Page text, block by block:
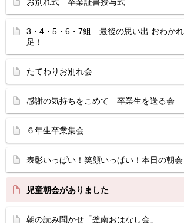
3・4・5・6・7組 最後の思い出 おわか
足！
たてわりお別れ会
感謝の気持ちをこめて 卒業生を送る会
６年生卒業集会
表彰いっぱい！笑顔いっぱい！本日の朝会
児童朝会がありました
朝の読み聞かせ「釜南おはなし会」